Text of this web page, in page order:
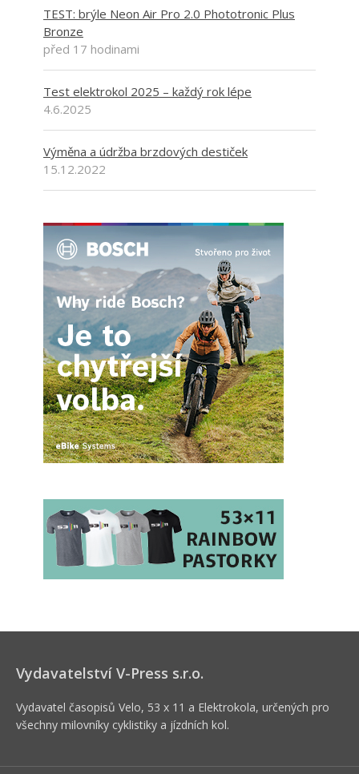
TEST: brýle Neon Air Pro 2.0 Phototronic Plus
Bronze
před 17 hodinami
Test elektrokol 2025 – každý rok lépe
4.6.2025
Výměna a údržba brzdových destiček
15.12.2022
Vydavatelství V-Press s.r.o.
Vydavatel časopisů Velo, 53 x 11 a Elektrokola, určených pro
všechny milovníky cyklistiky a jízdních kol.